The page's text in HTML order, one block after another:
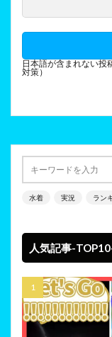
日本語が含まれない投
対策）
水着 実況 ラン
人気記事-